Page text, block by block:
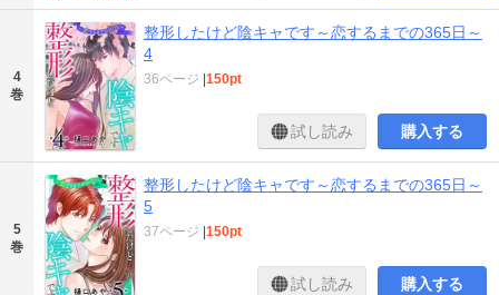
4
巻
整形したけど陰キャです～恋するまでの365日～
4
36ページ 150pt
試し読み 購入する
5
巻
整形したけど陰キャです～恋するまでの365日～
5
37ページ 150pt
試し読み 購入する